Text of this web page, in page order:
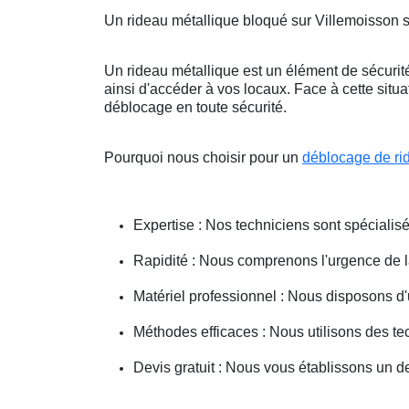
Un rideau métallique bloqué sur Villemoisson
Un rideau métallique est un élément de
ainsi d'accéder à vos locaux. Face à cette
déblocage en toute sécurité.
Pourquoi nous choisir pour un déblocage de
Expertise : Nos techniciens sont
Rapidité : Nous comprenons l'urgence
Matériel professionnel : Nous disposons
Méthodes efficaces : Nous utilisons des
Devis gratuit : Nous vous établissons un